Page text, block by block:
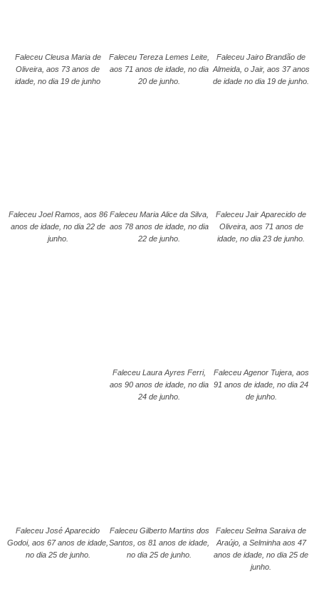
Faleceu Cleusa Maria de
Oliveira, aos 73 anos de
idade, no dia 19 de junho
Faleceu Tereza Lemes Leite,
aos 71 anos de idade, no dia
20 de junho.
Faleceu Jairo Brandão de
Almeida, o Jair, aos 37 anos
de idade no dia 19 de junho.
Faleceu Joel Ramos, aos 86
anos de idade, no dia 22 de
junho.
Faleceu Maria Alice da Silva,
aos 78 anos de idade, no dia
22 de junho.
Faleceu Jair Aparecido de
Oliveira, aos 71 anos de
idade, no dia 23 de junho.
Faleceu Laura Ayres Ferri,
aos 90 anos de idade, no dia
24 de junho.
Faleceu Agenor Tujera, aos
91 anos de idade, no dia 24
de junho.
Faleceu José Aparecido
Godoi, aos 67 anos de idade,
no dia 25 de junho.
Faleceu Gilberto Martins dos
Santos, os 81 anos de idade,
no dia 25 de junho.
Faleceu Selma Saraiva de
Araújo, a Selminha aos 47
anos de idade, no dia 25 de
junho.